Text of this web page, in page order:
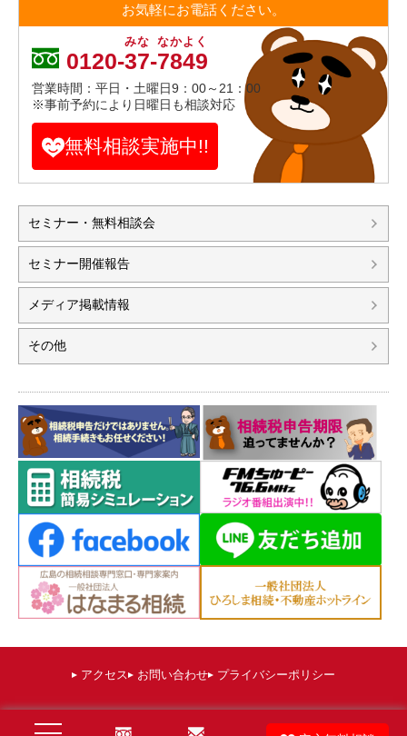
お気軽にお電話ください。
0120-37
みな
-7849
なかよく
営業時間：平日・土曜日9：00～21：00
※事前予約により日曜日も相談対応
無料相談実施中!!
セミナー・無料相談会
セミナー開催報告
メディア掲載情報
その他
アクセス お問い合わせ プライバシーポリシー